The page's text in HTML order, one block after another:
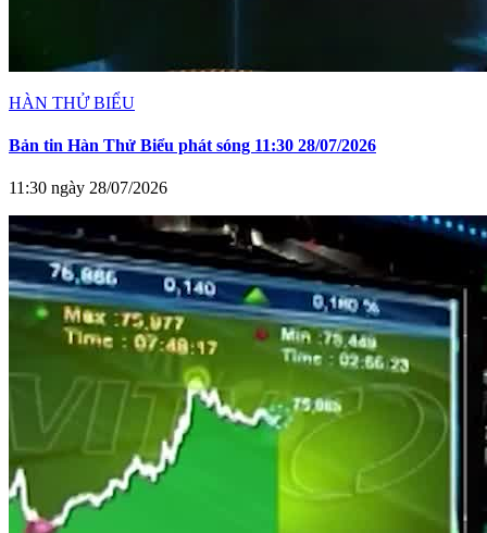
HÀN THỬ BIỂU
Bản tin Hàn Thử Biểu phát sóng 11:30 28/07/2026
11:30 ngày 28/07/2026